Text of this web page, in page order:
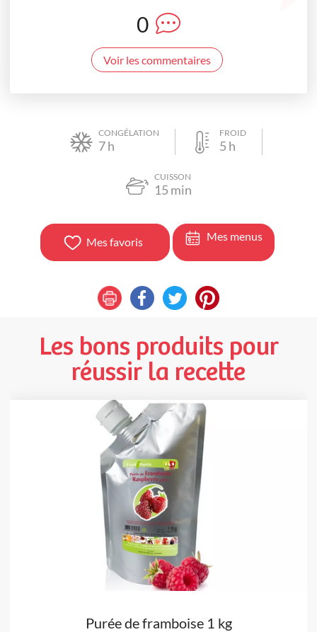
0
Voir les commentaires
CONGÉLATION
7h
FROID
5 h
CUISSON
15 min
Mes favoris Mes menus
Les bons produits pour
réussir la recette
Purée de framboise 1 kg